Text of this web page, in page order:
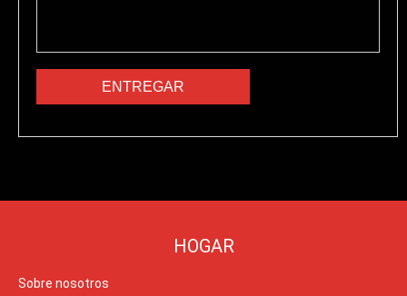
HOGAR
Sobre nosotros